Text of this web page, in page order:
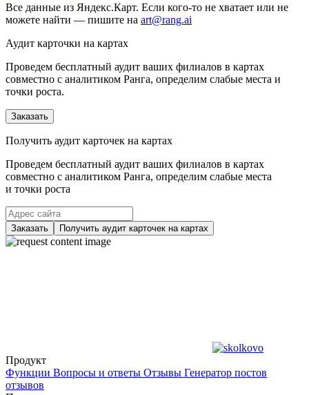
Все данные из Яндекс.Карт. Если кого-то не хватает или не
можете найти — пишите на art@rang.ai
Аудит карточки на картах
Проведем бесплатный аудит ваших филиалов в картах
совместно с аналитиком Ранга, определим слабые места и
точки роста.
Заказать
Получить аудит карточек на картах
Проведем бесплатный аудит ваших филиалов в картах
совместно с аналитиком Ранга, определим слабые места
и точки роста
Заказать Получить аудит карточек на картах
Продукт
Функции Вопросы и ответы Отзывы Генератор постов
отзывов